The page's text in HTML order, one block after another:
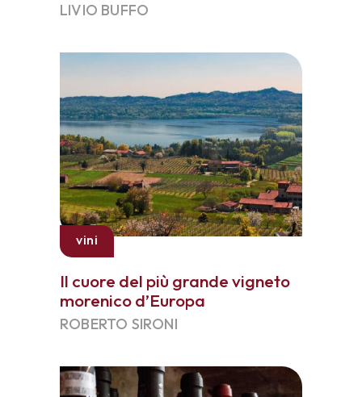
LIVIO BUFFO
vini
Il cuore del più grande vigneto
morenico d’Europa
ROBERTO SIRONI